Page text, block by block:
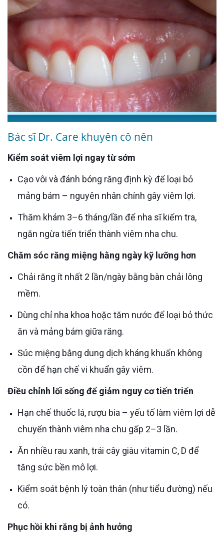
Bác sĩ Dr. Care khuyên cô nên
Kiểm soát viêm lợi ngay từ sớm
Cạo vôi và đánh bóng răng định kỳ để loại bỏ
mảng bám – nguyên nhân chính gây viêm lợi.
Thăm khám 3–6 tháng/lần để nha sĩ kiểm tra,
ngăn ngừa tiến triển thành viêm nha chu.
Chăm sóc răng miệng hằng ngày kỹ lưỡng hơn
Chải răng ít nhất 2 lần/ngày bằng bàn chải lông
mềm.
Dùng chỉ nha khoa hoặc tăm nước để loại bỏ thức
ăn và mảng bám giữa răng.
Súc miệng bằng dung dịch kháng khuẩn không
cồn để hạn chế vi khuẩn gây viêm.
Điều chỉnh lối sống để giảm nguy cơ tiến triển
Hạn chế thuốc lá, rượu bia – yếu tố làm viêm lợi dễ
chuyển thành viêm nha chu gấp 2–3 lần.
Ăn nhiều rau xanh, trái cây giàu vitamin C, D để
tăng sức bền mô lợi.
Kiểm soát bệnh lý toàn thân (như tiểu đường) nếu
có.
Phục hồi khi răng bị ảnh hưởng